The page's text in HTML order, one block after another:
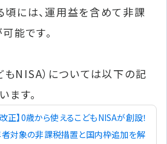
には、運用益を含めて非課
能です。
NISA）については以下の記
ます。
正】0歳から使えるこどもNISAが創設！
対象の非課税措置と国内枠追加を解